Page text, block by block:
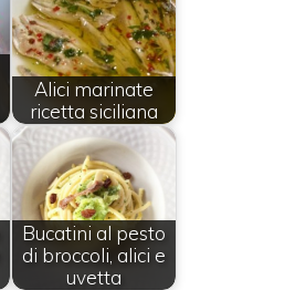
Alici marinate
ricetta siciliana
Bucatini al pesto
di broccoli, alici e
uvetta